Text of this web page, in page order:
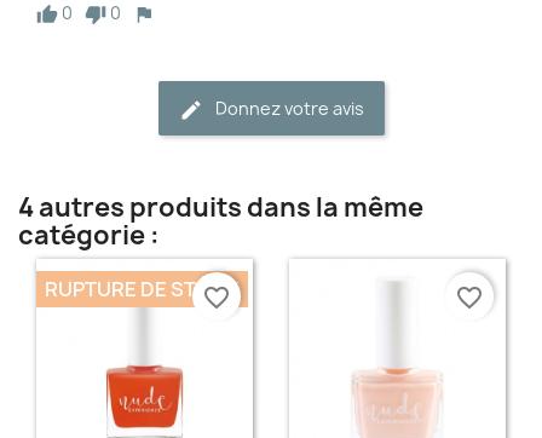
0
0
Donnez votre avis
4 autres produits dans la même
catégorie :
RUPTURE DE STOCK
favorite_border favorite_border